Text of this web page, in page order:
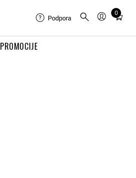
PROMOCIJE
Podpora
0
Total
in